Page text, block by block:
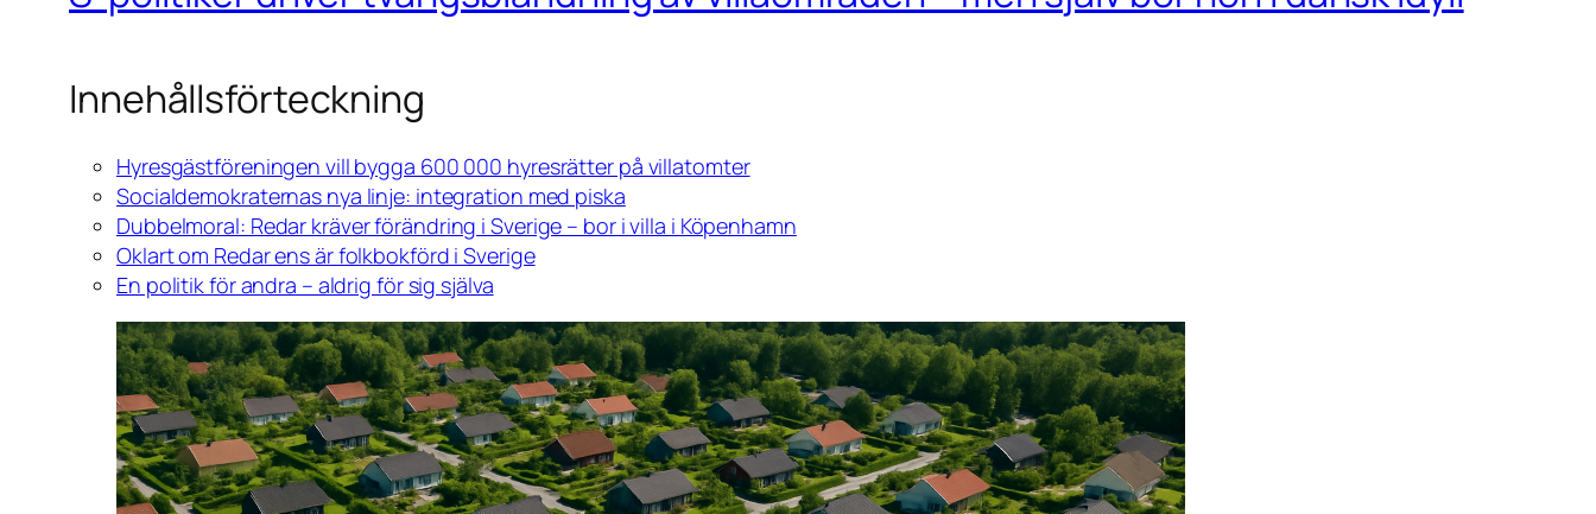
Innehållsförteckning
Hyresgästföreningen vill bygga 600 000 hyresrätter på villatomter
Socialdemokraternas nya linje: integration med piska
Dubbelmoral: Redar kräver förändring i Sverige – bor i villa i Köpenhamn
Oklart om Redar ens är folkbokförd i Sverige
En politik för andra – aldrig för sig själva